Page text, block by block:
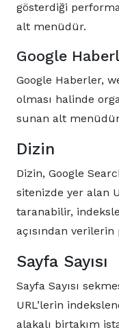
gösterdiği
alt menüdür.
Google
Google Haberler,
olması halinde
sunan alt
Dizin
Dizin, Google
sitenizde yer alan
taranabilir,
açısından verilerin
Sayfa Sayısı
Sayfa Sayısı
URL’lerin
alakalı birtakım